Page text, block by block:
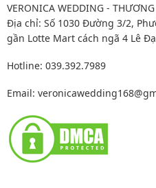
VERONICA WEDDING -
Địa chỉ: Số 1030 Đường 3/2,
gần Lotte Mart cách ngã 4 Lê
Hotline: 039.392.7989
Email: